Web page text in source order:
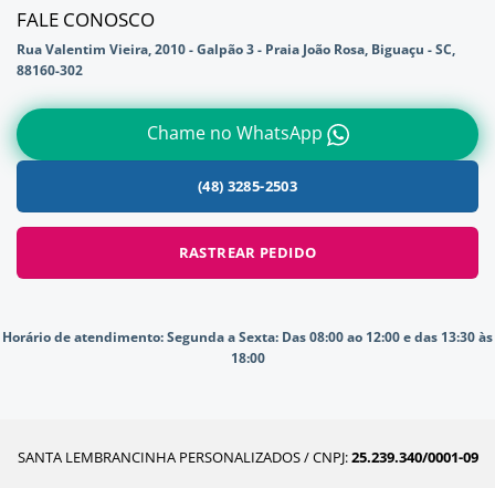
FALE CONOSCO
Rua Valentim Vieira, 2010 - Galpão 3 - Praia João Rosa, Biguaçu - SC,
88160-302
Chame no WhatsApp
(48) 3285-2503
RASTREAR PEDIDO
Horário de atendimento:Segunda a Sexta: Das 08:00 ao 12:00 e das 13:30 às
18:00
SANTA LEMBRANCINHA PERSONALIZADOS / CNPJ:25.239.340/0001-09